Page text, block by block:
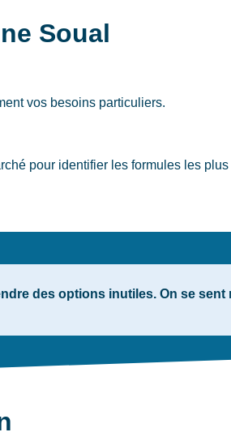
Soual
vos besoins particuliers.
pour identifier les formules les
des options inutiles. On se sent